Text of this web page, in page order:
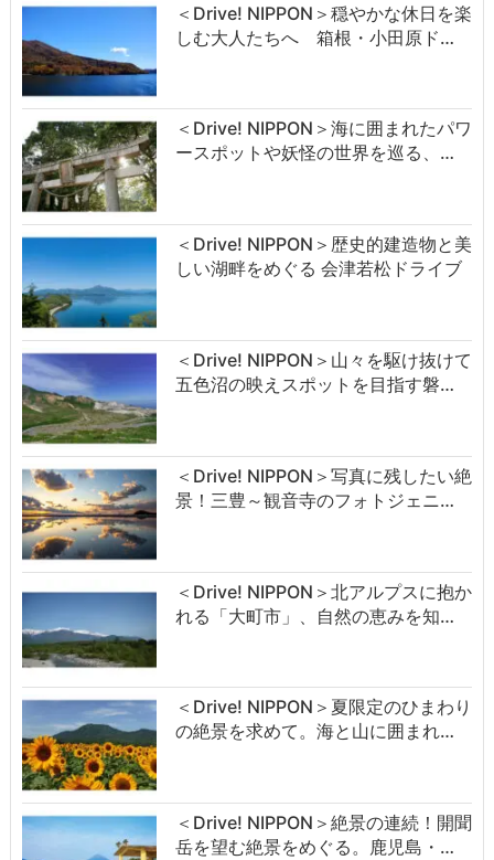
＜Drive! NIPPON＞穏やかな休日を楽
しむ大人たちへ 箱根・小田原ド…
＜Drive! NIPPON＞海に囲まれたパワ
ースポットや妖怪の世界を巡る、…
＜Drive! NIPPON＞歴史的建造物と美
しい湖畔をめぐる 会津若松ドライブ
＜Drive! NIPPON＞山々を駆け抜けて
五色沼の映えスポットを目指す磐…
＜Drive! NIPPON＞写真に残したい絶
景！三豊～観音寺のフォトジェニ…
＜Drive! NIPPON＞北アルプスに抱か
れる「大町市」、自然の恵みを知…
＜Drive! NIPPON＞夏限定のひまわり
の絶景を求めて。海と山に囲まれ…
＜Drive! NIPPON＞絶景の連続！開聞
岳を望む絶景をめぐる。鹿児島・…